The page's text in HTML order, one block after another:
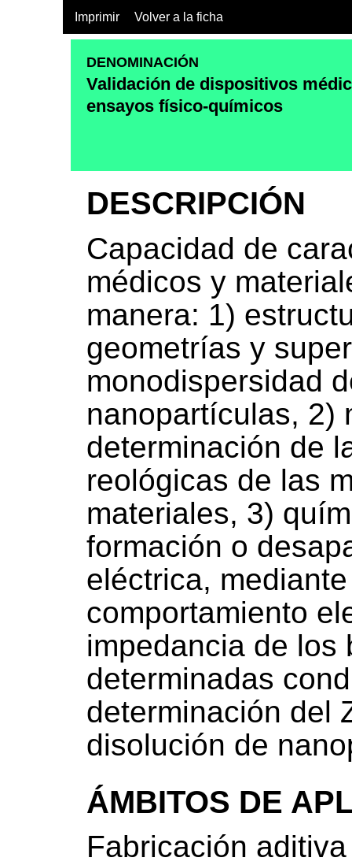
Imprimir Volver a la ficha
DENOMINACIÓN
Validación de dispositivos
ensayos físico-químicos
DESCRIPCIÓN
Capacidad de
médicos y
manera: 1)
geometrías y
monodispersidad
nanopartículas, 2)
determinación de
reológicas de las
materiales, 3)
formación o
eléctrica,
comportamiento
impedancia de los
determinadas
determinación del
disolución de
ÁMBITOS DE
Fabricación aditiva